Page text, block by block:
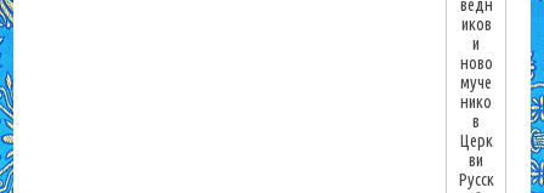
ведн
иков
и
ново
муче
нико
в
Церк
ви
Русск